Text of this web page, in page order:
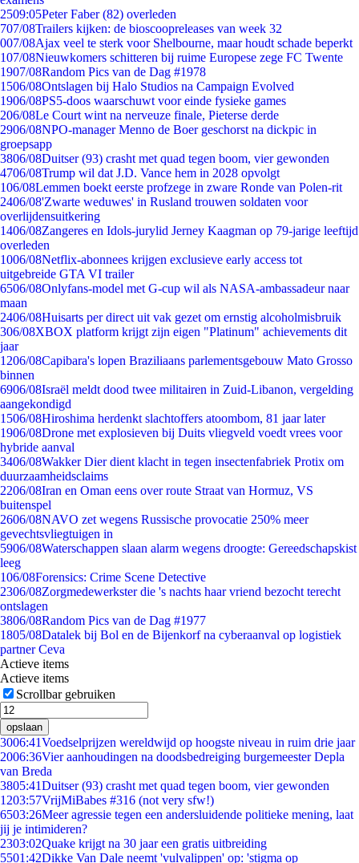
2509:05Peter Faber (82) overleden
707/08Trailers kijken: de bioscoopreleases van week 32
007/08Ajax veel te sterk voor Shelbourne, maar houdt schade beperkt
107/08Nieuwkomers schitteren bij ruime Europese zege FC Twente
1907/08Random Pics van de Dag #1978
1506/08Ontslagen bij Halo Studios na Campaign Evolved
1906/08PS5-doos waarschuwt voor einde fysieke games
206/08Le Court wint na nerveuze finale, Pieterse derde
2906/08NPO-manager Menno de Boer geschorst na dickpic in
groepsapp
3806/08Duitser (93) crasht met quad tegen boom, vier gewonden
4706/08Trump wil dat J.D. Vance hem in 2028 opvolgt
106/08Lemmen boekt eerste profzege in zware Ronde van Polen-rit
2406/08'Zwarte weduwes' in Rusland trouwen soldaten voor
overlijdensuitkering
1406/08Zangeres en Idols-jurylid Jerney Kaagman op 79-jarige leeftijd
overleden
1006/08Netflix-abonnees krijgen exclusieve early access tot
uitgebreide GTA VI trailer
6506/08Onlyfans-model met G-cup wil als NASA-ambassadeur naar
maan
2406/08Huisarts per direct uit vak gezet om ernstig alcoholmisbruik
306/08XBOX platform krijgt zijn eigen "Platinum" achievements dit
jaar
1206/08Capibara's lopen Braziliaans parlementsgebouw Mato Grosso
binnen
6906/08Israël meldt dood twee militairen in Zuid-Libanon, vergelding
aangekondigd
1506/08Hiroshima herdenkt slachtoffers atoombom, 81 jaar later
1906/08Drone met explosieven bij Duits vliegveld voedt vrees voor
hybride aanval
3406/08Wakker Dier dient klacht in tegen insectenfabriek Protix om
duurzaamheidsclaims
2206/08Iran en Oman eens over route Straat van Hormuz, VS
buitenspel
2606/08NAVO zet wegens Russische provocatie 250% meer
gevechtsvliegtuigen in
5906/08Waterschappen slaan alarm wegens droogte: Gereedschapskist
leeg
106/08Forensics: Crime Scene Detective
2306/08Zorgmedewerkster die 's nachts haar vriend bezocht terecht
ontslagen
3806/08Random Pics van de Dag #1977
1805/08Datalek bij Bol en de Bijenkorf na cyberaanval op logistiek
partner Ceva
Actieve items
Actieve items
Scrollbar gebruiken
opslaan
3006:41Voedselprijzen wereldwijd op hoogste niveau in ruim drie jaar
2006:36Vier aanhoudingen na doodsbedreiging burgemeester Depla
van Breda
3805:41Duitser (93) crasht met quad tegen boom, vier gewonden
1203:57VrijMiBabes #316 (not very sfw!)
6503:26Meer agressie tegen een andersluidende politieke mening, laat
jij je intimideren?
2303:02Quake krijgt na 30 jaar een gratis uitbreiding
5501:42Dikke Van Dale neemt 'vulvalippen' op: 'stigma op